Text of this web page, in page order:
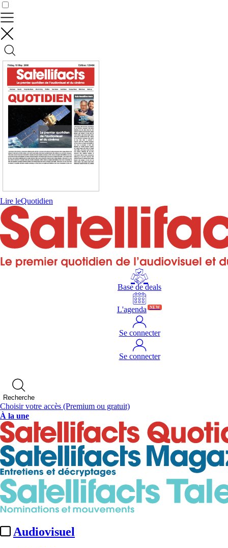
Lire leQuotidien
Base de deals
L'agenda NEW
Se connecter
Se connecter
Recherche
Choisir votre accès (Premium ou gratuit)
À la une
Audiovisuel
Contrôler vos données